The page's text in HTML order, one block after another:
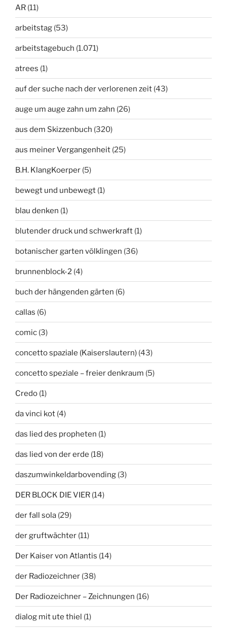
AR (11)
arbeitstag (53)
arbeitstagebuch (1.071)
atrees (1)
auf der suche nach der verlorenen zeit (43)
auge um auge zahn um zahn (26)
aus dem Skizzenbuch (320)
aus meiner Vergangenheit (25)
B.H. KlangKoerper (5)
bewegt und unbewegt (1)
blau denken (1)
blutender druck und schwerkraft (1)
botanischer garten völklingen (36)
brunnenblock-2 (4)
buch der hängenden gärten (6)
callas (6)
comic (3)
concetto spaziale (Kaiserslautern) (43)
concetto speziale – freier denkraum (5)
Credo (1)
da vinci kot (4)
das lied des propheten (1)
das lied von der erde (18)
daszumwinkeldarbovending (3)
DER BLOCK DIE VIER (14)
der fall sola (29)
der gruftwächter (11)
Der Kaiser von Atlantis (14)
der Radiozeichner (38)
Der Radiozeichner – Zeichnungen (16)
dialog mit ute thiel (1)